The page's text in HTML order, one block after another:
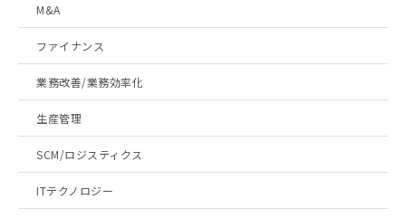
M&A
ファイナンス
業務改善/業務効率化
生産管理
SCM/ロジスティクス
ITテクノロジー